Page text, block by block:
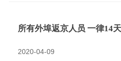
所有外埠返京
2020-04-09